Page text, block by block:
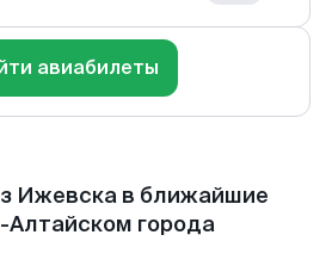
авиабилеты
Ижевска в ближайшие
Алтайском города